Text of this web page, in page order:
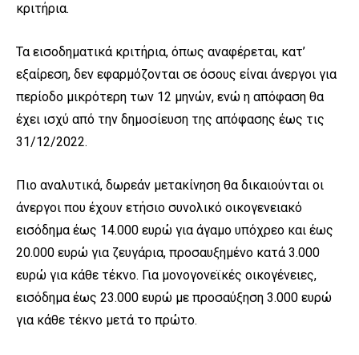
κριτήρια.
Τα εισοδηματικά κριτήρια, όπως αναφέρεται, κατ’
εξαίρεση, δεν εφαρμόζονται σε όσους είναι άνεργοι για
περίοδο μικρότερη των 12 μηνών, ενώ η απόφαση θα
έχει ισχύ από την δημοσίευση της απόφασης έως τις
31/12/2022.
Πιο αναλυτικά, δωρεάν μετακίνηση θα δικαιούνται οι
άνεργοι που έχουν ετήσιο συνολικό οικογενειακό
εισόδημα έως 14.000 ευρώ για άγαμο υπόχρεο και έως
20.000 ευρώ για ζευγάρια, προσαυξημένο κατά 3.000
ευρώ για κάθε τέκνο. Για μονογονεϊκές οικογένειες,
εισόδημα έως 23.000 ευρώ με προσαύξηση 3.000 ευρώ
για κάθε τέκνο μετά το πρώτο.